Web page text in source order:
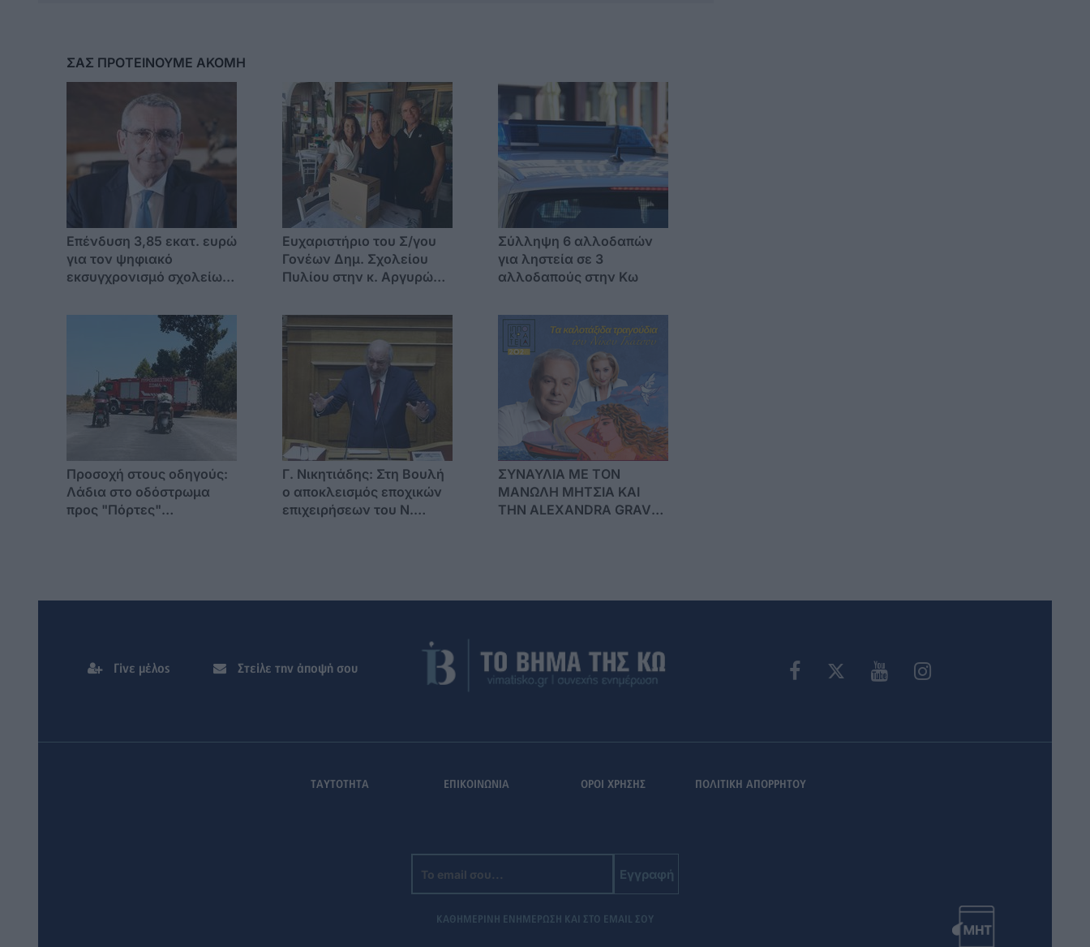
ΣΑΣ ΠΡΟΤΕΙΝΟΥΜΕ ΑΚΟΜΗ
Επένδυση 3,85 εκατ. ευρώ
για τον ψηφιακό
εκσυγχρονισμό σχολείων
ευρωπαϊκούς πόρους της
Ευχαριστήριο του Σ/γου
Γονέων Δημ. Σχολείου
Πυλίου στην κ. Αργυρώ
Σύλληψη 6 αλλοδαπών
για ληστεία σε 3
αλλοδαπούς στην Κω
Προσοχή στους οδηγούς:
Λάδια στο οδόστρωμα
προς "Πόρτες"
Γ. Νικητιάδης: Στη Βουλή
ο αποκλεισμός εποχικών
επιχειρήσεων του Ν.
ΣΥΝΑΥΛΙΑ ΜΕ ΤΟΝ
ΜΑΝΩΛΗ ΜΗΤΣΙΑ ΚΑΙ
ΤΗΝ ALEXANDRA GRAVAS
Γίνε μέλος Στείλε την άποψή σου
ΤΑΥΤΟΤΗΤΑ ΕΠΙΚΟΙΝΩΝΙΑ ΟΡΟΙ ΧΡΗΣΗΣ ΠΟΛΙΤΙΚΗ ΑΠΟΡΡΗΤΟΥ
Εγγραφή
ΚΑΘΗΜΕΡΙΝΗ ΕΝΗΜΕΡΩΣΗ ΚΑΙ ΣΤΟ EMAIL ΣΟΥ